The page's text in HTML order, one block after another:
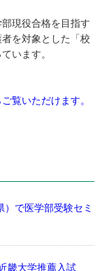
現役合格を目指す
を対象とした「校
います。
覧いただけます。
で医学部受験セミ
畿大学推薦入試